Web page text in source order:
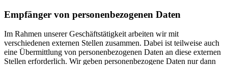
Empfänger von personenbezogenen Daten
Im Rahmen unserer Geschäftstätigkeit arbeiten wir mit
verschiedenen externen Stellen zusammen. Dabei ist teilweise auch
eine Übermittlung von personenbezogenen Daten an diese externen
Stellen erforderlich. Wir geben personenbezogene Daten nur dann